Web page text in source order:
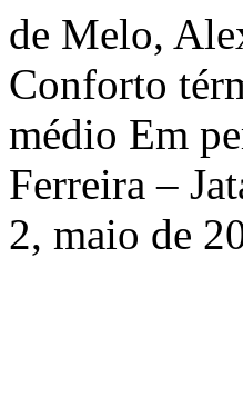
de Melo,
Conforto
médio Em
Ferreira –
2, maio de